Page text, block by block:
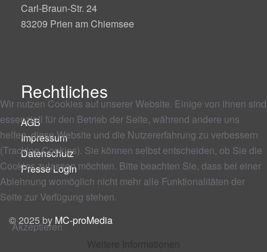
Carl-Braun-Str. 24
83209 Prien am Chiemsee
Rechtliches
AGB
Impressum
Datenschutz
Presse Login
© 2025 by MC-proMedia
Wir nutzen Cookies auf unserer Website. Einige von ihnen sind
essenziell für den Betrieb der Seite, während andere uns
helfen, diese Website und die Nutzererfahrung zu verbessern
(Tracking Cookies). Sie können selbst entscheiden, ob Sie die
Cookies zulassen möchten. Bitte beachten Sie, dass bei einer
Ablehnung womöglich nicht mehr alle Funktionalitäten der
Seite zur Verfügung stehen.
Akzeptieren
Weitere Informationen